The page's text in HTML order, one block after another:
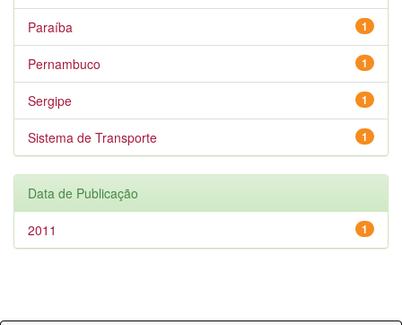
1
Paraíba
1
Pernambuco
1
Sergipe
1
Sistema de Transporte
Data de Publicação
1
2011